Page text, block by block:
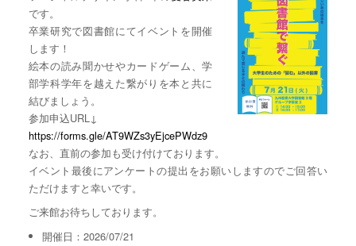
です。
卒業研究で図書館にてイベントを開催
します！
絵本の読み聞かせやカードゲーム、学
部学科学年を越えた繋がりを本と共に
結びましょう。
参加申込URL↓
https://forms.gle/AT9WZs3yEjcePWdz9
なお、直前の参加も受け付けております。
イベント最後にアンケートの提出をお願いしますのでご回答い
ただけますと幸いです。
ご来館お待ちしております。
開催日：2026/07/21